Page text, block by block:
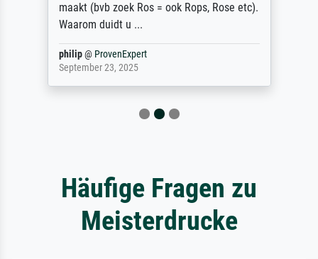
maakt (bvb zoek Ros = ook Rops, Rose etc).
Waarom duidt u ...
philip@ ProvenExpert
September 23, 2025
Häufige Fragen zu
Meisterdrucke